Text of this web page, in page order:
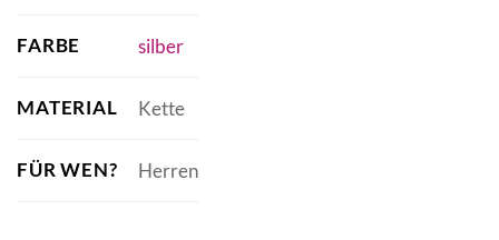
FARBE silber
MATERIAL Kette
FÜR WEN? Herren